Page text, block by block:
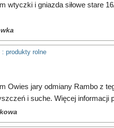
wtyczki i gniazda siłowe stare
: produkty rolne
Owies jary odmiany Rambo z
i suche. Więcej informacji